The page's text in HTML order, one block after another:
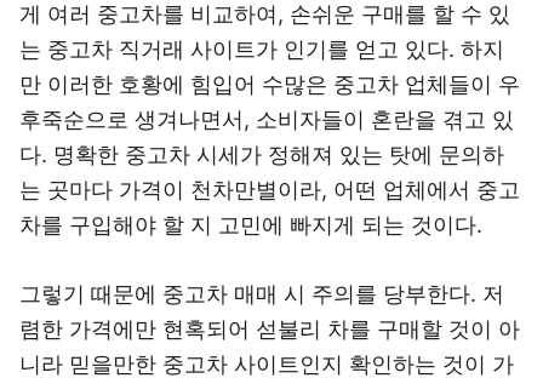
게 여러 중고차를 비교하여, 손쉬운 구매를 할 수 있
는 중고차 직거래 사이트가 인기를 얻고 있다. 하지
만 이러한 호황에 힘입어 수많은 중고차 업체들이 우
후죽순으로 생겨나면서, 소비자들이 혼란을 겪고 있
다. 명확한 중고차 시세가 정해져 있는 탓에 문의하
는 곳마다 가격이 천차만별이라, 어떤 업체에서 중고
차를 구입해야 할 지 고민에 빠지게 되는 것이다.
그렇기 때문에 중고차 매매 시 주의를 당부한다. 저
렴한 가격에만 현혹되어 섣불리 차를 구매할 것이 아
니라 믿을만한 중고차 사이트인지 확인하는 것이 가